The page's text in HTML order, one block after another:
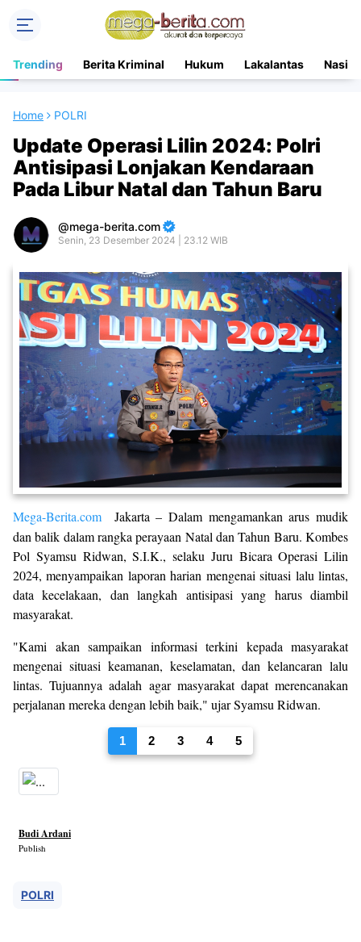
Trending Berita Kriminal Hukum Lakalantas
Home POLRI
Update Operasi Lilin 2024: Polri
Antisipasi Lonjakan Kendaraan
Pada Libur Natal dan Tahun Baru
mega-berita.com
Senin, 23 Desember 2024 | 23.12 WIB
Mega-Berita.com
Jakarta – Dalam mengamankan arus mudik
dan balik dalam rangka perayaan Natal dan Tahun Baru. Kombes
Pol Syamsu Ridwan, S.I.K., selaku Juru Bicara Operasi Lilin
2024, menyampaikan laporan harian mengenai situasi lalu lintas,
data kecelakaan, dan langkah antisipasi yang harus diambil
masyarakat.
"Kami akan sampaikan informasi terkini kepada masyarakat
mengenai situasi keamanan, keselamatan, dan kelancaran lalu
lintas. Tujuannya adalah agar masyarakat dapat merencanakan
perjalanan mereka dengan lebih baik," ujar Syamsu Ridwan.
1 2 3 4 5
Budi Ardani
Publish
POLRI